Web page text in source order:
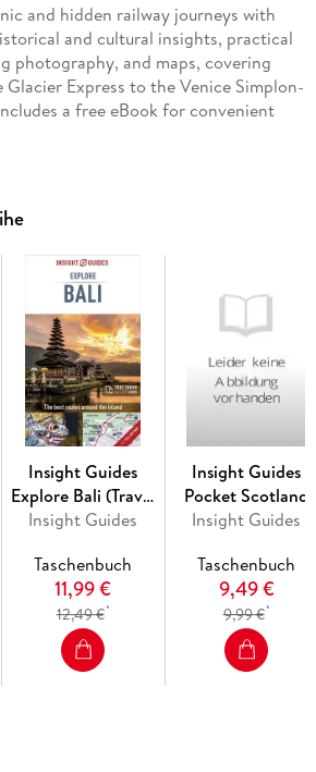
and hidden railway journeys with
and cultural insights, practical
photography, and maps, covering
Express to the Venice Simplon-
a free eBook for convenient
Insight Guides
Explore Bali (Travel
Guide with Free
Insight Guides
Taschenbuch
11,99 €
12,49 €*
Insight Guides
Pocket Scotland
(Travel Guide with
Insight Guides
Taschenbuch
9,49 €
9,99 €*